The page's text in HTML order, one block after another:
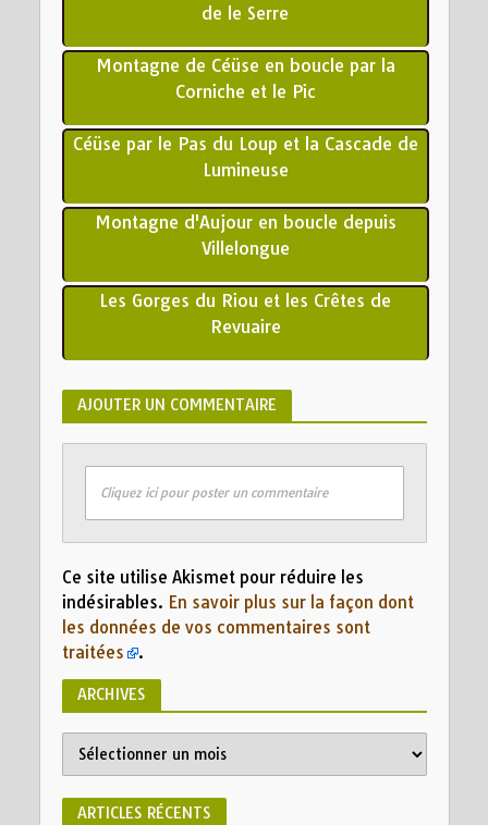
de le Serre
Montagne de Céüse en boucle par la
Corniche et le Pic
Céüse par le Pas du Loup et la Cascade de
Lumineuse
Montagne d'Aujour en boucle depuis
Villelongue
Les Gorges du Riou et les Crêtes de
Revuaire
AJOUTER UN COMMENTAIRE
Cliquez ici pour poster un commentaire
Ce site utilise Akismet pour réduire les
indésirables. En savoir plus sur la façon dont
les données de vos commentaires sont
traitées
.
ARCHIVES
ARTICLES RÉCENTS